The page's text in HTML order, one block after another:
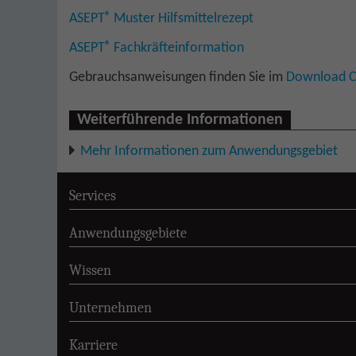
ASEPT® Muster Hilfsmittelrezept
ASEPT® Fachkräfteinformation
Gebrauchsanweisungen finden Sie im Download
Weiterführende Informationen
Mehr Informationen zum Anwendungsgebiet
Services
Anwendungsgebiete
Wissen
Unternehmen
Karriere